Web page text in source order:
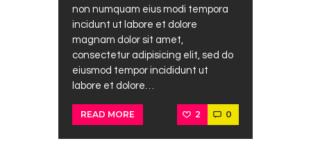
non numquam eius modi tempora
incidunt ut labore et dolore
magnam dolor sit amet,
consectetur adipisicing elit, sed do
eiusmod tempor incididunt ut
labore et dolore…
READ MORE 2 0